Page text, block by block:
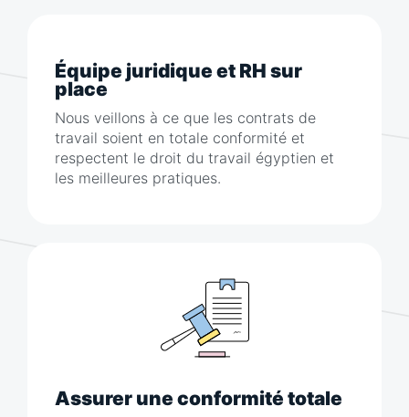
Équipe juridique et RH sur
place
Nous veillons à ce que les contrats de
travail soient en totale conformité et
respectent le droit du travail égyptien et
les meilleures pratiques.
Assurer une conformité totale